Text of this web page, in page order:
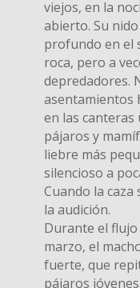
viejos, en la
abierto. Su
profundo en el
roca, pero a
depredadores.
asentamientos
en las canteras
pájaros y
liebre más
silencioso a
Cuando la
la audición.
Durante el
marzo, el
fuerte, que
pájaros